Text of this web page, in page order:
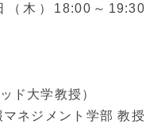
木）18:00～19:30
ド大学教授）
ネジメント学部 教授